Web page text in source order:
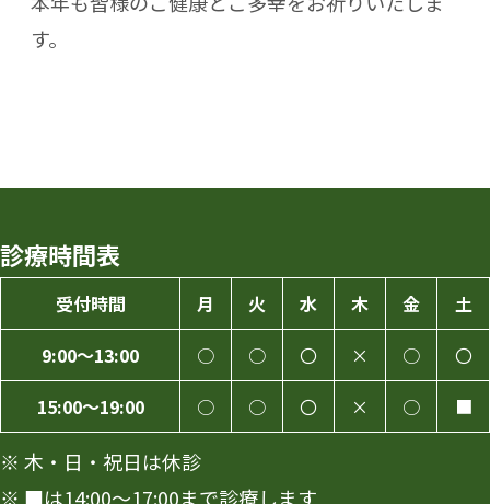
す。
診療時間表
受付時間 月 火 水 木 金
土
9:00～13:00
○ ○ 〇 × ○
〇
15:00～19:00
○ ○ 〇 × ○ ■
※ 木・日・祝日は休診
※ ■は14:00～17:00まで診療します